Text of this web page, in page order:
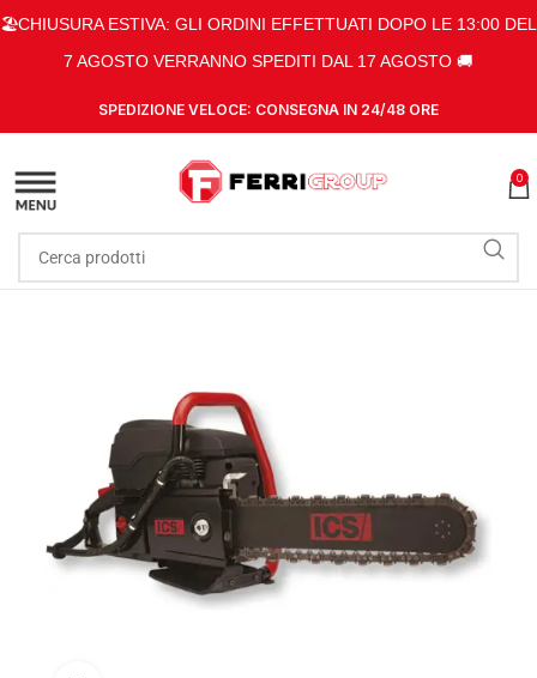
🏖️CHIUSURA ESTIVA: GLI ORDINI EFFETTUATI DOPO LE 13:00 DEL
7 AGOSTO VERRANNO SPEDITI DAL 17 AGOSTO 🚚
SPEDIZIONE VELOCE: CONSEGNA IN 24/48 ORE
0